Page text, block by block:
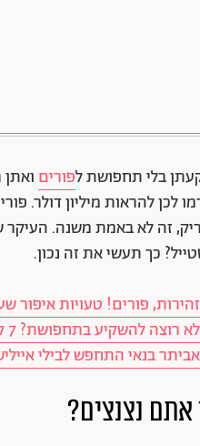
בלי תחפושת לפורים
לכן להראות מיליון דולר.
זה לא באמת משנה. העיקר
כך תעשי את זה נכון.
פורים! טעויות
להשקיע בתחפושת? 7 קשתות שיסגרו לך פינה בפורים
בנאי התחפש לבילי
אתם נצנצים?